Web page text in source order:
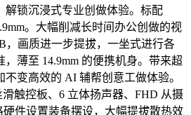
解锁沉浸式专业创做体验。标配
。大幅削减长时间办公创做的视
，画质进一步提拔，一坐式进行各
薄至 14.9mm 的便携机身。带来超
变高效的 AI 辅帮创意工做体验。
触控板、6 立体扬声器、FHD 从摄
件设置装备摆设，大幅提拔散热效